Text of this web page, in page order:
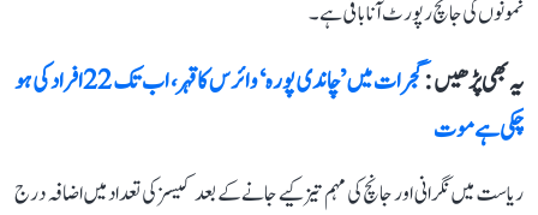
نمونوں کی جانچ رپورٹ آنا باقی ہے۔
یہ بھی پڑھیں :
گجرات میں ’چاندی پورہ‘ وائرس کا قہر، اب تک 22 افراد کی ہو
چکی ہے موت
ریاست میں نگرانی اور جانچ کی مہم تیز کیے جانے کے بعد کیسز کی تعداد میں اضافہ درج